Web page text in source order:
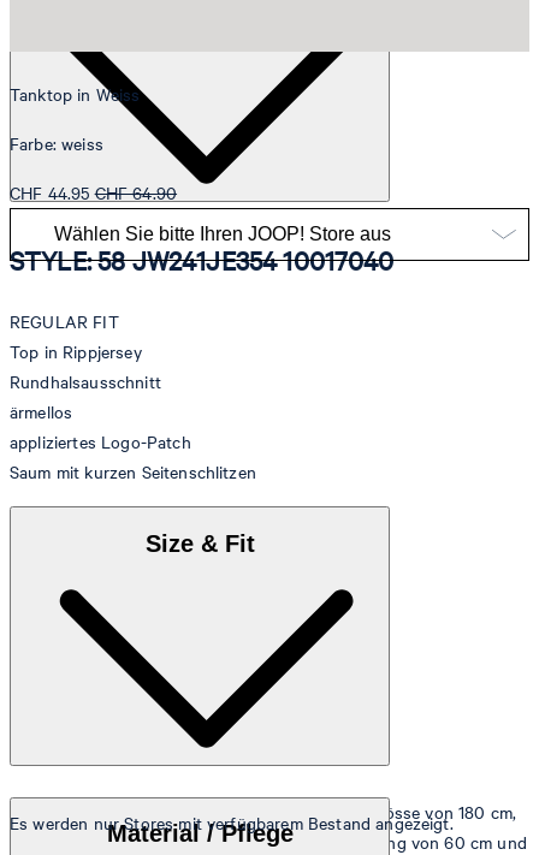
Tanktop in Weiss
Farbe: weiss
CHF 44.95 CHF 64.90
Es werden nur Stores mit verfügbarem Bestand angezeigt.
STYLE: 58 JW241JE354 10017040
REGULAR FIT
Top in Rippjersey
Rundhalsausschnitt
ärmellos
appliziertes Logo-Patch
Saum mit kurzen Seitenschlitzen
Size & Fit
Das Model trägt die Grösse 36 bei einer Körpergrösse von 180 cm,
einem Brustumfang von 83 cm, einem Taillenumfang von 60 cm und
Material / Pflege